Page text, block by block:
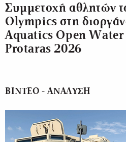
Συμμετοχή αθλητών
Olympics στη
Aquatics Open
Protaras 2026
ΒΙΝΤΕΟ - ΑΝΑΛΥΣΗ